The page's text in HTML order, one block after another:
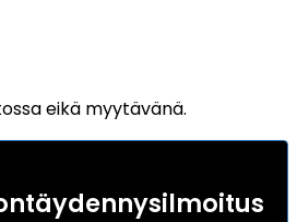
eikä myytävänä.